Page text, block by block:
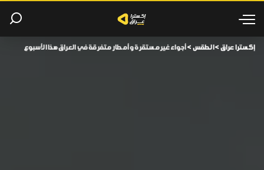
إكسترا عراق >الطقس >أجواء غير مستقرة وأمطار متفرقة في العراق هذا الأسبوع